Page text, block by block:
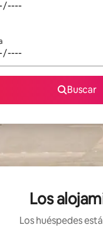
Buscar
Los
Los huéspedes